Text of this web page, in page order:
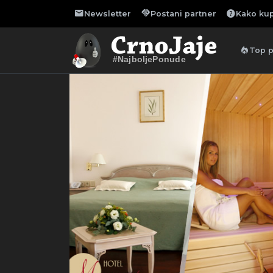
mailNewsletter handshakePostani partner helpKako
#NajboljePonude
local_fire_department Top